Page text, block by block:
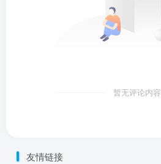
暂无评论内容
友情链接